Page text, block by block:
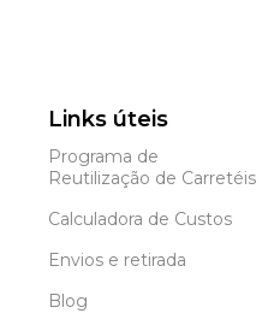
Links úteis
Programa de
Reutilização de Carretéis
Calculadora de Custos
Envios e retirada
Blog